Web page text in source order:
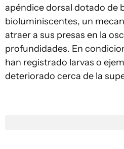
apéndice dorsal dotado de
bioluminiscentes, un
atraer a sus presas en la
profundidades. En
han registrado larvas o
deteriorado cerca de la